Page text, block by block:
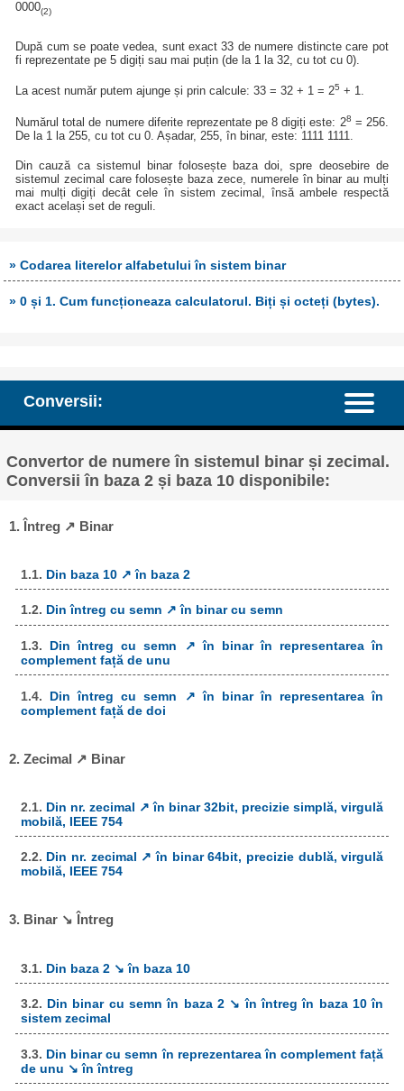
0000(2)
După cum se poate vedea, sunt exact 33 de numere distincte care pot
fi reprezentate pe 5 digiți sau mai puțin (de la 1 la 32, cu tot cu 0).
La acest număr putem ajunge și prin calcule: 33 = 32 + 1 = 25 + 1.
Numărul total de numere diferite reprezentate pe 8 digiți este: 28 = 256.
De la 1 la 255, cu tot cu 0. Așadar, 255, în binar, este: 1111 1111.
Din cauză ca sistemul binar folosește baza doi, spre deosebire de
sistemul zecimal care folosește baza zece, numerele în binar au mulți
mai mulți digiți decât cele în sistem zecimal, însă ambele respectă
exact același set de reguli.
» Codarea literelor alfabetului în sistem binar
» 0 și 1. Cum funcționeaza calculatorul. Biți și octeți (bytes).
Conversii:
Convertor de numere în sistemul binar și zecimal.
Conversii în baza 2 și baza 10 disponibile:
1. Întreg ↗ Binar
1.1. Din baza 10 ↗ în baza 2
1.2. Din întreg cu semn ↗ în binar cu semn
1.3. Din întreg cu semn ↗ în binar în representarea în
complement față de unu
1.4. Din întreg cu semn ↗ în binar în representarea în
complement față de doi
2. Zecimal ↗ Binar
2.1. Din nr. zecimal ↗ în binar 32bit, precizie simplă, virgulă
mobilă, IEEE 754
2.2. Din nr. zecimal ↗ în binar 64bit, precizie dublă, virgulă
mobilă, IEEE 754
3. Binar ↘ Întreg
3.1. Din baza 2 ↘ în baza 10
3.2. Din binar cu semn în baza 2 ↘ în întreg în baza 10 în
sistem zecimal
3.3. Din binar cu semn în reprezentarea în complement față
de unu ↘ în întreg